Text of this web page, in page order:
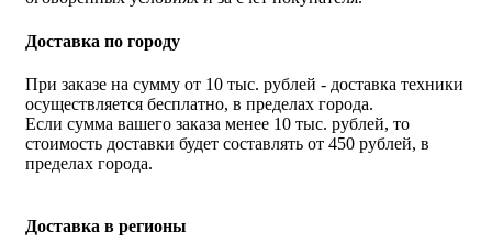
Доставка по городу
При заказе на сумму от 10 тыс. рублей - доставка техники
осуществляется бесплатно, в пределах города.
Если сумма вашего заказа менее 10 тыс. рублей, то
стоимость доставки будет составлять от 450 рублей, в
пределах города.
Доставка в регионы